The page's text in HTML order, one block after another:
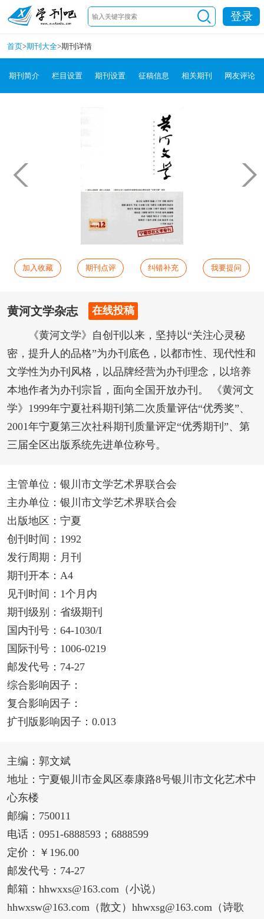
登录
首页>期刊大全>期刊详情
期刊简介 栏目设置 期刊设置 征稿信息 相关期刊 网友评论
加入收藏 期刊点评 纠错补充 我要提问
黄河文学杂志 在线投稿
《黄河文学》自创刊以来，坚持以“关注心灵秘
密，提升人的品格”为办刊底色，以都市性、现代性和
文学性为办刊风格，以品牌经营为办刊理念，以培养
本地作者为办刊宗旨，面向全国开放办刊。 《黄河文
学》1999年宁夏社科期刊第二次质量评估“优秀奖”、
2001年宁夏第三次社科期刊质量评定“优秀期刊”、第
三届全区出版系统先进单位称号。
主管单位：银川市文学艺术界联合会
主办单位：银川市文学艺术界联合会
出版地区：宁夏
创刊时间：1992
发行周期：月刊
期刊开本：A4
见刊时间：1个月内
期刊级别：省级期刊
国内刊号：64-1030/I
国际刊号：1006-0219
邮发代号：74-27
综合影响因子：
复合影响因子：
扩刊版影响因子：0.013
主编：郭文斌
地址：宁夏银川市金凤区泰康路8号银川市文化艺术中
心东楼
邮编：750011
电话：0951-6888593；6888599
定价：￥196.00
邮发代号：74-27
邮箱：hhwxxs@163.com（小说）
hhwxsw@163.com（散文）hhwxsg@163.com（诗歌